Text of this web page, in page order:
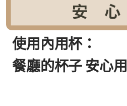
使用內用杯：
餐廳的杯子 安心用